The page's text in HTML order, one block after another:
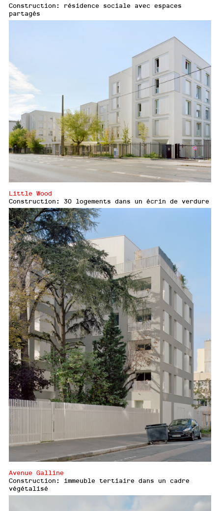
Construction: résidence sociale avec espaces
partagés
Little Wood
Construction: 30 logements dans un écrin de verdure
Avenue Galline
Construction: immeuble tertiaire dans un cadre
végétalisé